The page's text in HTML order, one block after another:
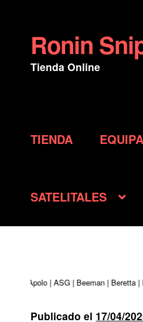
Ir
a
la
Ir
al
contenido
Ronin
Tienda Online
TIENDA
SATELITALES
| Apolo | ASG | Beeman | Beretta |
Publicado el 17/04/